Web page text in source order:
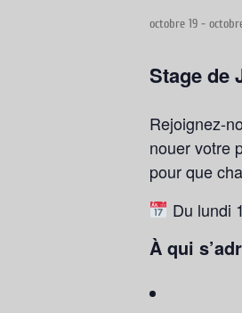
octobre 19 -
Stage de
Rejoignez-
nouer votre
pour que
Du lundi
À qui